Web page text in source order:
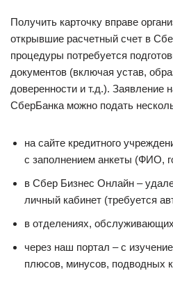
Получить карточку вправе
открывшие расчетный счет в
процедуры потребуется
документов (включая устав,
доверенности и т.д.). Заявление
СберБанка можно подать
на сайте кредитного
с заполнением анкеты (ФИО,
в Сбер Бизнес Онлайн –
личный кабинет (требуется
в отделениях,
через наш портал – с
плюсов, минусов, подводных